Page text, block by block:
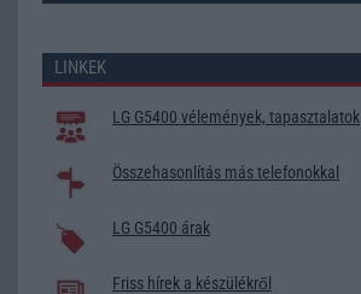
LINKEK
LG G5400 vélemények, tapasztalatok
Összehasonlítás más telefonokkal
LG G5400 árak
Friss hírek a készülékről